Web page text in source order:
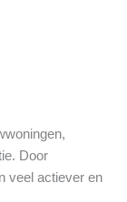
Door
veel actiever en